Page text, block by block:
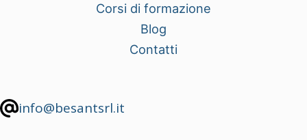
Corsi di formazione
Blog
Contatti
info@besantsrl.it